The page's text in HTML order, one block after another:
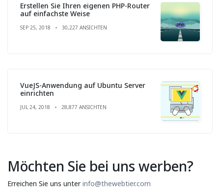
Erstellen Sie Ihren eigenen PHP-Router
auf einfachste Weise
SEP 25, 2018 30,227 ANSICHTEN
VueJS-Anwendung auf Ubuntu Server
einrichten
JUL 24, 2018 28,877 ANSICHTEN
Möchten Sie bei uns werben?
Erreichen Sie uns unterinfo@thewebtier.com